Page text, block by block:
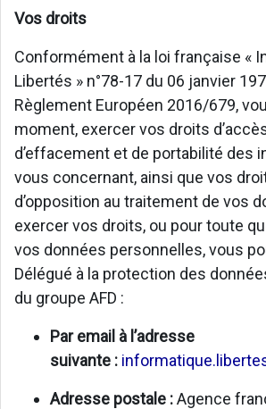
Vos droits
Conformément à la loi française «
Libertés » n°78-17 du 06 janvier
Règlement Européen 2016/679,
moment, exercer vos droits
d’effacement et de portabilité des
vous concernant, ainsi que vos
d’opposition au traitement de vos
exercer vos droits, ou pour toute
vos données personnelles, vous
Délégué à la protection des
du groupe AFD :
Par email à l’adresse
suivante :
Adresse postale :Agence